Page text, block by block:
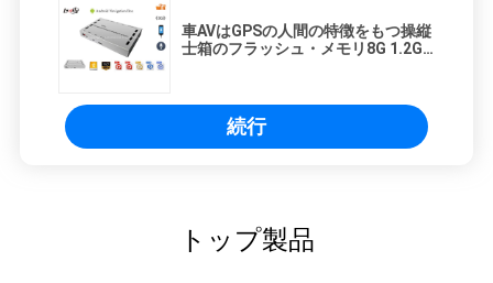
車AVはGPSの人間の特徴をもつ操縦
士箱のフラッシュ・メモリ8G 1.2G |
続行
トップ製品